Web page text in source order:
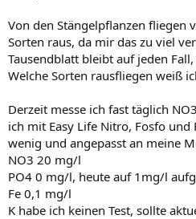
Von den Stängelpflanzen fliegen
Sorten raus, da mir das zu viel
Tausendblatt bleibt auf jeden
Welche Sorten rausfliegen weiß
Derzeit messe ich fast täglich
ich mit Easy Life Nitro, Fosfo
wenig und angepasst an meine
NO3 20 mg/l
PO4 0 mg/l, heute auf 1mg/l
Fe 0,1 mg/l
K habe ich keinen Test, sollte